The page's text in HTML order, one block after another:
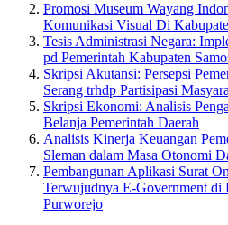
Promosi Museum Wayang
Komunikasi Visual Di
Tesis Administrasi Negara:
pd Pemerintah Kabupaten
Skripsi Akutansi: Persepsi
Serang trhdp Partisipasi
Skripsi Ekonomi: Analisis
Belanja Pemerintah Daerah
Analisis Kinerja Keuangan
Sleman dalam Masa Otonomi
Pembangunan Aplikasi Surat
Terwujudnya E-Government di
Purworejo